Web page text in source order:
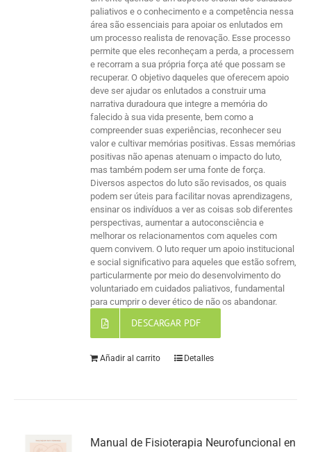
paliativos e o conhecimento e a competência nessa
área são essenciais para apoiar os enlutados em
um processo realista de renovação. Esse processo
permite que eles reconheçam a perda, a processem
e recorram a sua própria força até que possam se
recuperar. O objetivo daqueles que oferecem apoio
deve ser ajudar os enlutados a construir uma
narrativa duradoura que integre a memória do
falecido à sua vida presente, bem como a
compreender suas experiências, reconhecer seu
valor e cultivar memórias positivas. Essas memórias
positivas não apenas atenuam o impacto do luto,
mas também podem ser uma fonte de força.
Diversos aspectos do luto são revisados, os quais
podem ser úteis para facilitar novas aprendizagens,
ensinar os indivíduos a ver as coisas sob diferentes
perspectivas, aumentar a autoconsciência e
melhorar os relacionamentos com aqueles com
quem convivem. O luto requer um apoio institucional
e social significativo para aqueles que estão sofrem,
particularmente por meio do desenvolvimento do
voluntariado em cuidados paliativos, fundamental
para cumprir o dever ético de não os abandonar.
DESCARGAR PDF
Añadir al carrito Detalles
Manual de Fisioterapia Neurofuncional en